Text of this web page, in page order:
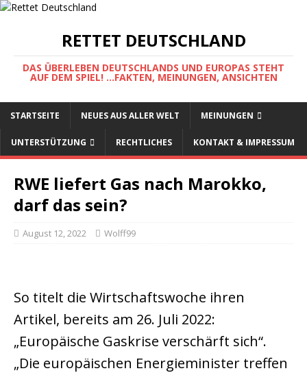
RETTET DEUTSCHLAND
DAS ÜBERLEBEN DEUTSCHLANDS UND EUROPAS STEHT
AUF DEM SPIEL! ...FAKTEN, MEINUNGEN, ANSICHTEN
STARTSEITE NEUES AUS ALLER WELT MEINUNGEN
UNTERSTÜTZUNG RECHTLICHES KONTAKT & IMPRESSUM
RWE liefert Gas nach Marokko,
darf das sein?
August 12, 2022 Wolff99
So titelt die Wirtschaftswoche ihren
Artikel, bereits am 26. Juli 2022:
„Europäische Gaskrise verschärft sich“.
„Die europäischen Energieminister treffen